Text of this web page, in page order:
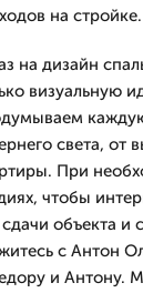
на стройке.
на дизайн
визуальную
света, от
При
чтобы
сдачи объекта и
с Антон
и Антону.